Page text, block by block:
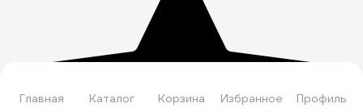
Главная Каталог Корзина Избранное Профиль